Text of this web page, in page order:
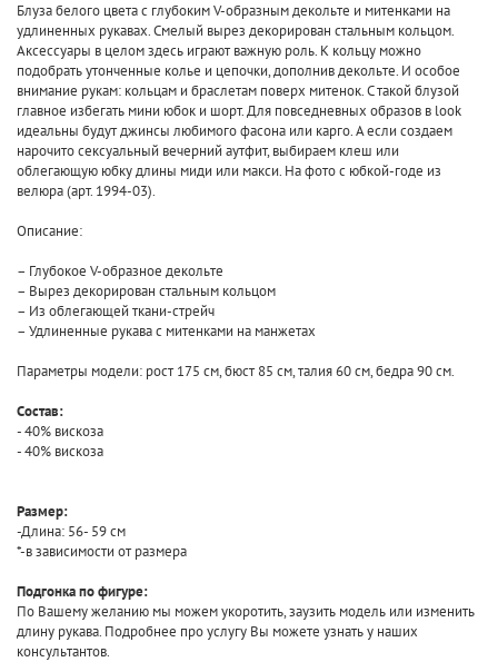
Блуза белого цвета с глубоким V-образным декольте и митенками на
удлиненных рукавах. Смелый вырез декорирован стальным кольцом.
Аксессуары в целом здесь играют важную роль. К кольцу можно
подобрать утонченные колье и цепочки, дополнив декольте. И особое
внимание рукам: кольцам и браслетам поверх митенок. С такой блузой
главное избегать мини юбок и шорт. Для повседневных образов в look
идеальны будут джинсы любимого фасона или карго. А если создаем
нарочито сексуальный вечерний аутфит, выбираем клеш или
облегающую юбку длины миди или макси. На фото с юбкой-годе из
велюра (арт. 1994-03).
Описание:
– Глубокое V-образное декольте
– Вырез декорирован стальным кольцом
– Из облегающей ткани-стрейч
– Удлиненные рукава с митенками на манжетах
Параметры модели: рост 175 см, бюст 85 см, талия 60 см, бедра 90 см.
Состав:
- 40% вискоза
- 40% вискоза
Размер:
-Длина: 56- 59 cм
*-в зависимости от размера
Подгонка по фигуре:
По Вашему желанию мы можем укоротить, заузить модель или изменить
длину рукава. Подробнее про услугу Вы можете узнать у наших
консультантов.